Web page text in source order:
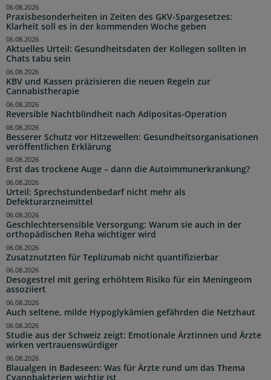
Praxisbesonderheiten in Zeiten des GKV-Spargesetzes:
Klarheit soll es in der kommenden Woche geben
06.08.2026
Aktuelles Urteil: Gesundheitsdaten der Kollegen sollten in
Chats tabu sein
06.08.2026
KBV und Kassen präzisieren die neuen Regeln zur
Cannabistherapie
06.08.2026
Reversible Nachtblindheit nach Adipositas-Operation
06.08.2026
Besserer Schutz vor Hitzewellen: Gesundheitsorganisationen
veröffentlichen Erklärung
06.08.2026
Erst das trockene Auge – dann die Autoimmunerkrankung?
06.08.2026
Urteil: Sprechstundenbedarf nicht mehr als
Defekturarzneimittel
06.08.2026
Geschlechtersensible Versorgung: Warum sie auch in der
orthopädischen Reha wichtiger wird
06.08.2026
Zusatznutzten für Teplizumab nicht quantifizierbar
06.08.2026
Desogestrel mit gering erhöhtem Risiko für ein Meningeom
assoziiert
06.08.2026
Auch seltene, milde Hypoglykämien gefährden die Netzhaut
06.08.2026
Studie aus der Schweiz zeigt: Emotionale Ärztinnen und Ärzte
wirken vertrauenswürdiger
06.08.2026
Blaualgen in Badeseen: Was für Ärzte rund um das Thema
Cyanobakterien wichtig ist
06.08.2026